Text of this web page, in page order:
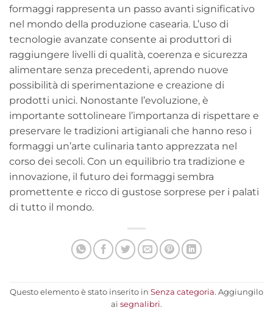
formaggi rappresenta un passo avanti significativo
nel mondo della produzione casearia. L’uso di
tecnologie avanzate consente ai produttori di
raggiungere livelli di qualità, coerenza e sicurezza
alimentare senza precedenti, aprendo nuove
possibilità di sperimentazione e creazione di
prodotti unici. Nonostante l’evoluzione, è
importante sottolineare l’importanza di rispettare e
preservare le tradizioni artigianali che hanno reso i
formaggi un’arte culinaria tanto apprezzata nel
corso dei secoli. Con un equilibrio tra tradizione e
innovazione, il futuro dei formaggi sembra
promettente e ricco di gustose sorprese per i palati
di tutto il mondo.
Questo elemento è stato inserito in Senza categoria. Aggiungilo
ai segnalibri.